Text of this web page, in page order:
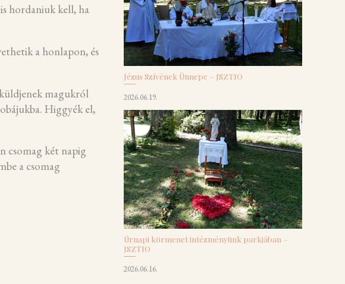
hordaniuk kell, ha
a honlapon, és
magukról
Higgyék el,
csomag két napig
a csomag
Jézus Szívének Ünnepe – JSZTIO
2026.06.19.
Úrnapi körmenet intézményünk parkjában –
JSZTIO
2026.06.16.